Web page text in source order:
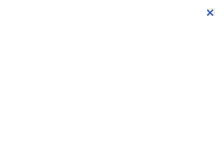
×
×
×
×